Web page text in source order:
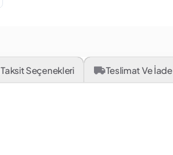
Taksit Seçenekleri Teslimat Ve İade